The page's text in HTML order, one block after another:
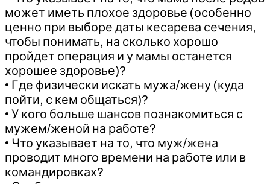
может иметь плохое здоровье (особенно
ценно при выборе даты кесарева сечения,
чтобы понимать, на сколько хорошо
пройдет операция и у мамы останется
хорошее здоровье)?
• Где физически искать мужа/жену (куда
пойти, с кем общаться)?
• У кого больше шансов познакомиться с
мужем/женой на работе?
• Что указывает на то, что муж/жена
проводит много времени на работе или в
командировках?